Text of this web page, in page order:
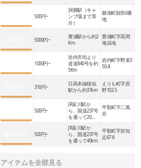
500円~
洞爺駅（キャ
ンプ場まで30
分）
爺湖町財田6番
地
5000円~
豊浦駅から約2
Km
豊浦町字高岡
海浜地
1000円~
岩内市街より
道道840号を約
5Km
岩内町宇野束3
50-8
310円~
日高本線様似
駅から約37km
えりも町字庶
野102-5
500円~
JR富川駅か
ら、国道237号
を通って20ｋ
平取町字二風
谷
500円~
JR富川駅か
ら、国道237号
を通って40km
平取町字岩知
志67-6
アイテムを全部見る